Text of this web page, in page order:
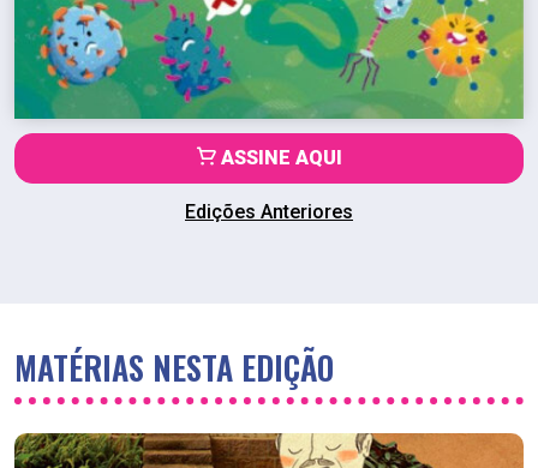
ASSINE AQUI
Edições Anteriores
MATÉRIAS NESTA EDIÇÃO